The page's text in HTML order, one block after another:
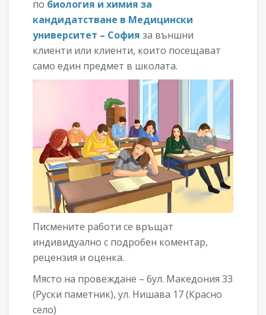
по биология и химия за
кандидатстване в Медицински
университет – София за външни
клиенти или клиенти, които посещават
само един предмет в школата.
Писмените работи се връщат
индивидуално с подробен коментар,
рецензия и оценка.
Място на провеждане – бул. Македония 33
(Руски паметник), ул. Нишава 17 (Красно
село)